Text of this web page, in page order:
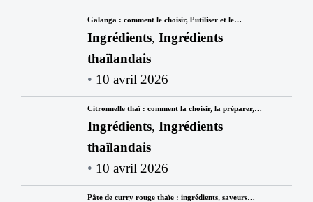
Galanga : comment le choisir, l’utiliser et le…
Ingrédients, Ingrédients
thaïlandais
10 avril 2026
Citronnelle thaï : comment la choisir, la préparer,…
Ingrédients, Ingrédients
thaïlandais
10 avril 2026
Pâte de curry rouge thaïe : ingrédients, saveurs…